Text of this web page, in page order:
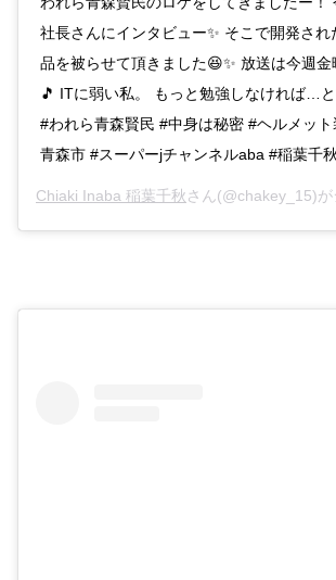
社長さんにインタビュー✨ そこで開発され
品を被らせて頂きました😆✨ 放送は今週
🎵 ITに弱い私。 もっと勉強しなければ…
#われら青森賢民 #中身は秘密 #ヘルメッ
青森市 #スーパーjチャンネルaba #稲葉千秋
Chiaki Inaba 稲葉千秋さん(@chakey_15)がシ